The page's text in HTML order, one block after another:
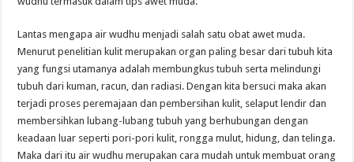
Lantas mengapa air wudhu menjadi salah satu obat awet muda.
Menurut penelitian kulit merupakan organ paling besar dari tubuh kita
yang fungsi utamanya adalah membungkus tubuh serta melindungi
tubuh dari kuman, racun, dan radiasi. Dengan kita bersuci maka akan
terjadi proses peremajaan dan pembersihan kulit, selaput lendir dan
membersihkan lubang-lubang tubuh yang berhubungan dengan
keadaan luar seperti pori-pori kulit, rongga mulut, hidung, dan telinga.
Maka dari itu air wudhu merupakan cara mudah untuk membuat orang